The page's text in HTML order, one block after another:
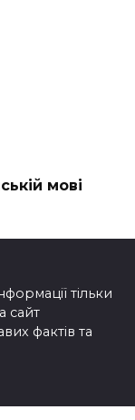
мові
тільки
сайт
фактів та